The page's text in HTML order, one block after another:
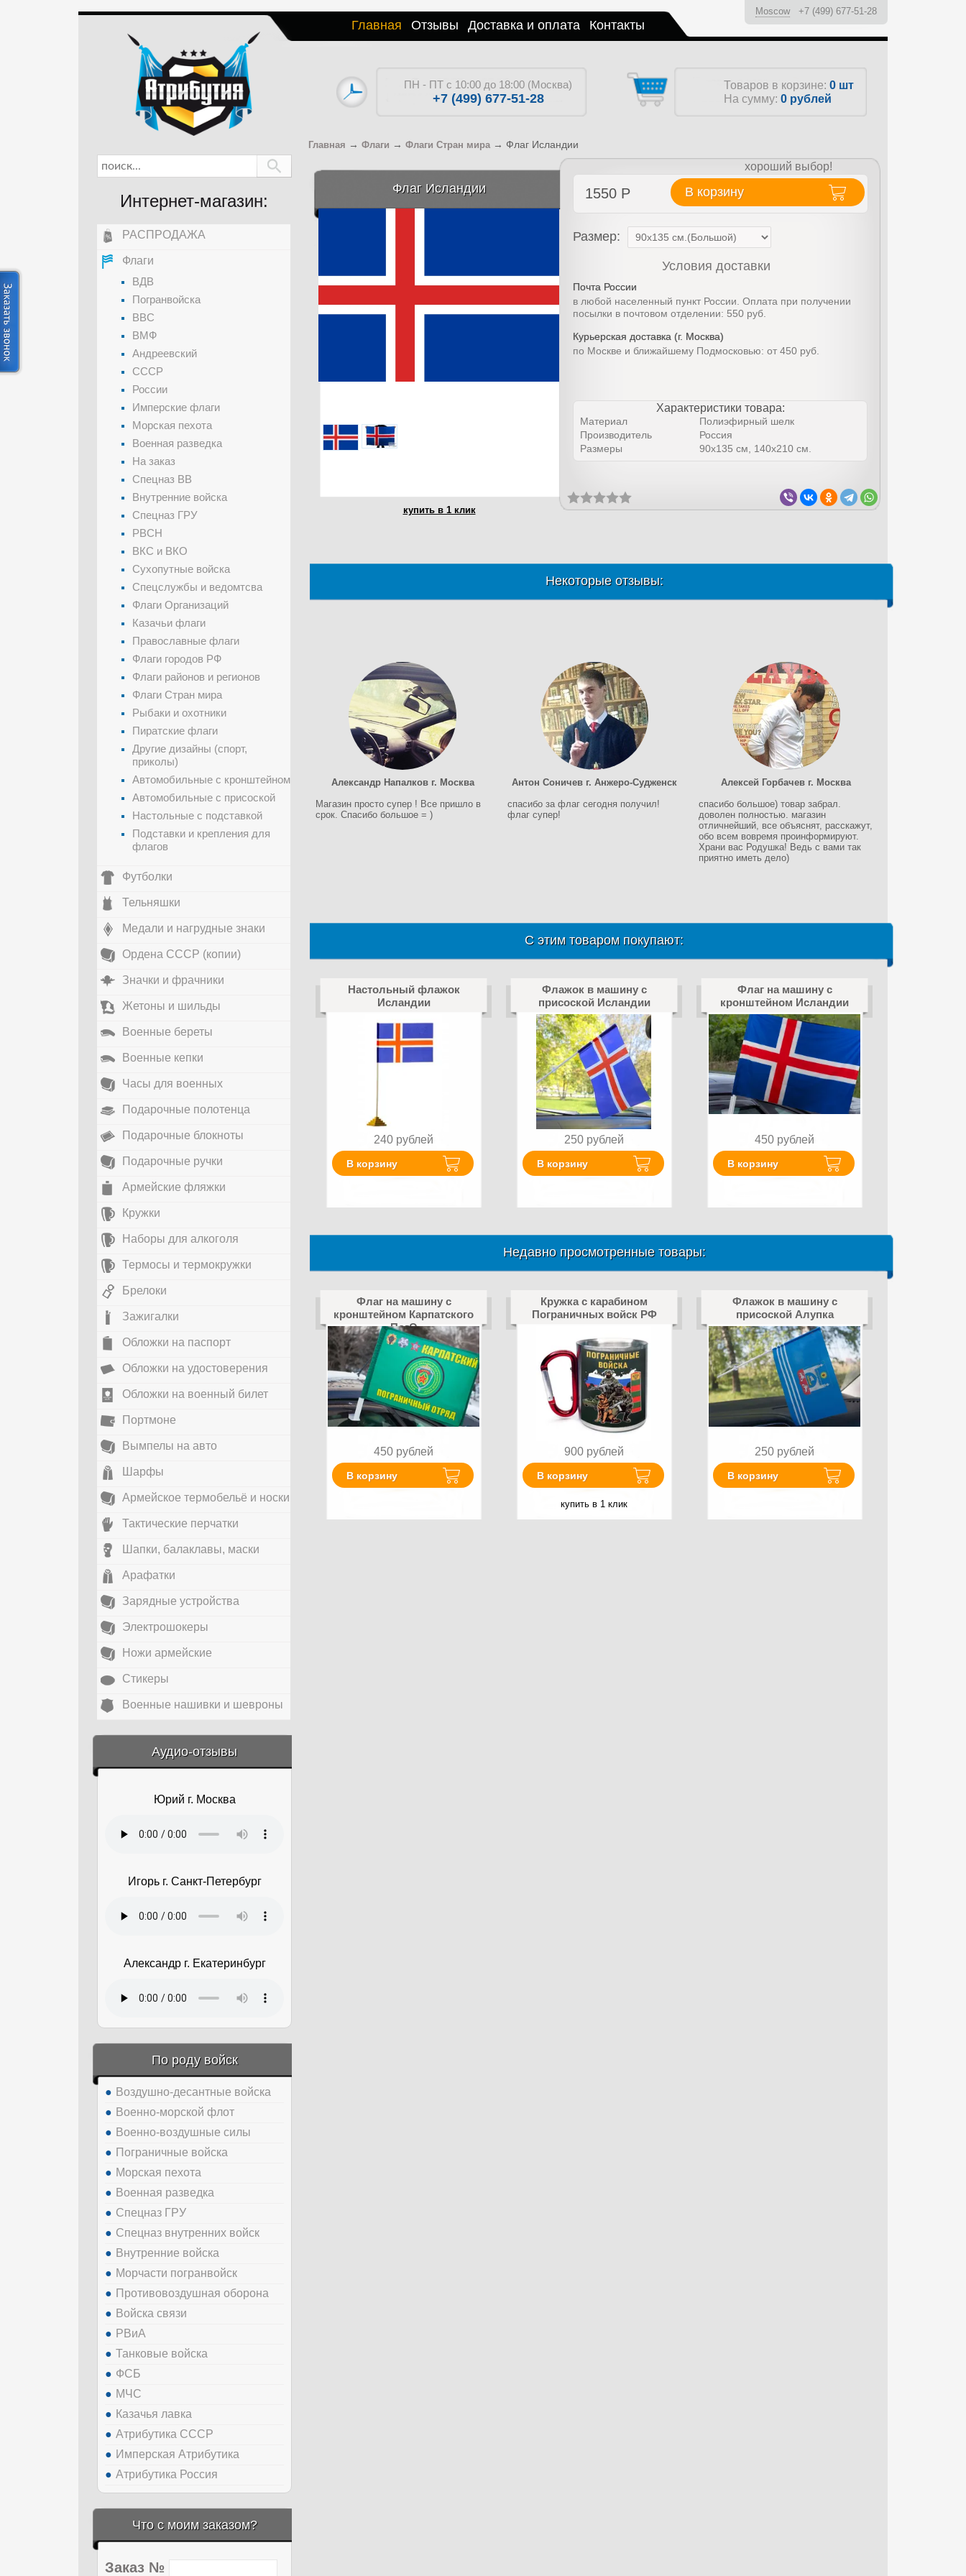
Главная Отзывы Доставка и оплата Контакты
Moscow +7 (499) 677-51-28
ПН - ПТ с 10:00 до 18:00 (Москва)
+7 (499) 677-51-28
Товаров в корзине: 0 шт
На сумму: 0 рублей
Главная → Флаги → Флаги Стран мира → Флаг Исландии
Флаг Исландии
хороший выбор!
1550 Р В корзину
купить в 1 клик
Размер:
Условия доставки
Почта России
в любой населенный пункт России. Оплата при получении
посылки в почтовом отделении: 550 руб.
Курьерская доставка (г. Москва)
по Москве и ближайшему Подмосковью: от 450 руб.
Характеристики товара:
Материал
Полиэфирный шелк
Производитель
Россия
Размеры
90х135 см, 140х210 см.
Некоторые отзывы:
Александр Напалков г. Москва
Магазин просто супер ! Все пришло в
срок. Спасибо большое = )
Антон Соничев г. Анжеро-Судженск
спасибо за флаг сегодня получил!
флаг супер!
Алексей Горбачев г. Москва
спасибо большое) товар забрал.
доволен полностью. магазин
отличнейший, все объяснят, расскажут,
обо всем вовремя проинформируют.
Храни вас Родушка! Ведь с вами так
приятно иметь дело)
С этим товаром покупают:
Настольный флажок
Исландии
240 рублей
В корзину
Флажок в машину с
присоской Исландии
250 рублей
В корзину
Флаг на машину с
кронштейном Исландии
450 рублей
В корзину
Недавно просмотренные товары:
Флаг на машину с
кронштейном Карпатского
ПогО
450 рублей
В корзину
Кружка с карабином
Пограничных войск РФ
900 рублей
В корзину
купить в 1 клик
Флажок в машину с
присоской Алупка
250 рублей
В корзину
Интернет-магазин:
РАСПРОДАЖА
Флаги
ВДВ
Погранвойска
ВВС
ВМФ
Андреевский
СССР
России
Имперские флаги
Морская пехота
Военная разведка
На заказ
Спецназ ВВ
Внутренние войска
Спецназ ГРУ
РВСН
ВКС и ВКО
Сухопутные войска
Спецслужбы и ведомтсва
Флаги Организаций
Казачьи флаги
Православные флаги
Флаги городов РФ
Флаги районов и регионов
Флаги Стран мира
Рыбаки и охотники
Пиратские флаги
Другие дизайны (спорт,
приколы)
Автомобильные с кронштейном
Автомобильные с присоской
Настольные с подставкой
Подставки и крепления для
флагов
Футболки
Тельняшки
Медали и нагрудные знаки
Ордена СССР (копии)
Значки и фрачники
Жетоны и шильды
Военные береты
Военные кепки
Часы для военных
Подарочные полотенца
Подарочные блокноты
Подарочные ручки
Армейские фляжки
Кружки
Наборы для алкоголя
Термосы и термокружки
Брелоки
Зажигалки
Обложки на паспорт
Обложки на удостоверения
Обложки на военный билет
Портмоне
Вымпелы на авто
Шарфы
Армейское термобельё и носки
Тактические перчатки
Шапки, балаклавы, маски
Арафатки
Зарядные устройства
Электрошокеры
Ножи армейские
Стикеры
Военные нашивки и шевроны
Аудио-отзывы
&amp;nbsp;
Юрий г. Москва
Игорь г. Санкт-Петербург
Александр г. Екатеринбург
По роду войск
Воздушно-десантные войска
Военно-морской флот
Военно-воздушные силы
Пограничные войска
Морская пехота
Военная разведка
Спецназ ГРУ
Спецназ внутренних войск
Внутренние войска
Морчасти погранвойск
Противовоздушная оборона
Войска связи
РВиА
Танковые войска
ФСБ
МЧС
Казачья лавка
Атрибутика СССР
Имперская Атрибутика
Атрибутика Россия
Что с моим заказом?
Заказ №